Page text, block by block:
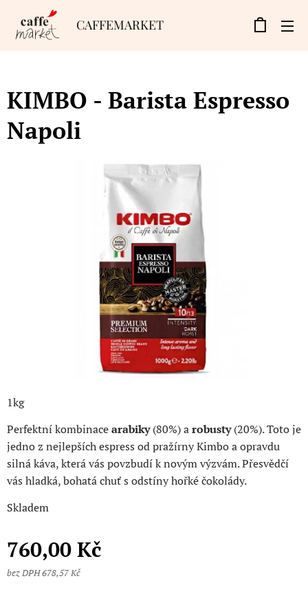
CAFFEMARKET
KIMBO - Barista Espresso
Napoli
1kg
Perfektní kombinacearabiky(80%) arobusty(20%). Toto je
jedno z nejlepších espress od pražírny Kimbo a opravdu
silná káva, která vás povzbudí k novým výzvám. Přesvědčí
vás hladká, bohatá chuť s odstíny hořké čokolády.
Skladem
760,00 Kč
bez DPH 678,57 Kč